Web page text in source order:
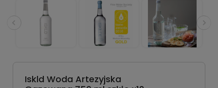
Iskld Woda Artezyjska